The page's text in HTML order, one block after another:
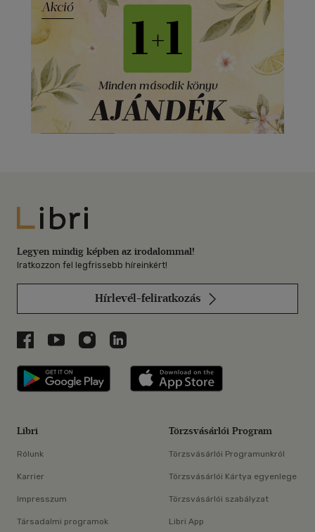
Libri
Legyen mindig képben az irodalommal!
Iratkozzon fel legfrissebb híreinkért!
Hírlevél-feliratkozás
Libri a Facebookon
Libri a Youtube-on
Libri az Instagramon
Libri a LinkedInen
Libri applikáció Szerezd meg: Google
Libri
Rólunk
Karrier
Impresszum
Társadalmi programok
Törzsvásárlói Program
Törzsvásárlói Programunkról
Törzsvásárlói Kártya egyenlege
Törzsvásárlói szabályzat
Libri App